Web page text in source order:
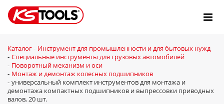
Каталог - Инструмент для промышленности и для бытовых нужд
- Специальные инструменты для грузовых автомобилей
- Поворотный механизм и оси
- Монтаж и демонтаж колесных подшипников
- универсальный комплект инструментов для монтажа и
демонтажа компактных подшипников и выпрессовки приводных
валов, 20 шт.